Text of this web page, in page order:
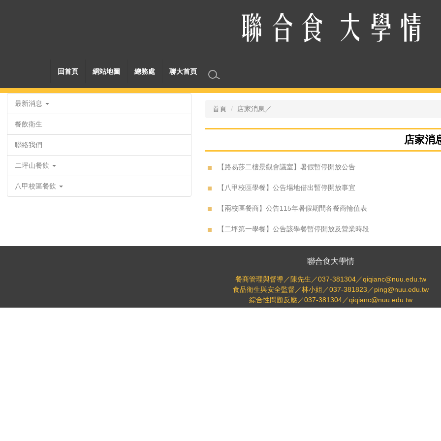
回首頁 網站地圖 總務處 聯大首頁
最新消息
餐飲衛生
聯絡我們
二坪山餐飲
八甲校區餐飲
首頁 店家消息／
店家消
【路易莎二樓景觀會議室】暑假暫停開放公告
【八甲校區學餐】公告場地借出暫停開放事宜
【兩校區餐商】公告115年暑假期間各餐商輪值表
【二坪第一學餐】公告該學餐暫停開放及營業時段
聯合食大學情
餐商管理與督導／陳先生／037-381304／qiqianc@nuu.edu.tw
食品衛生與安全監督／林小姐／037-381823／ping@nuu.edu.tw
綜合性問題反應／037-381304／qiqianc@nuu.edu.tw